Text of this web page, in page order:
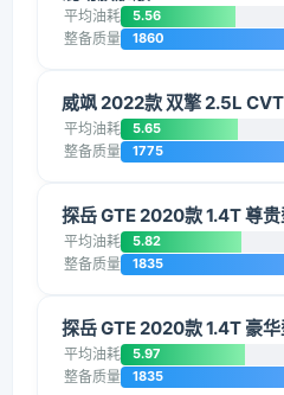
平均油耗 5.56
整备质量 1860
威飒 2022款 双擎 2.5L
平均油耗 5.65
整备质量 1775
探岳 GTE 2020款 1.4T 尊
平均油耗 5.82
整备质量 1835
探岳 GTE 2020款 1.4T 豪
平均油耗 5.97
整备质量 1835